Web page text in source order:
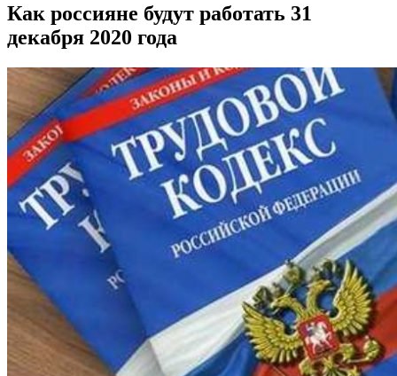
Как россияне будут работать 31
декабря 2020 года